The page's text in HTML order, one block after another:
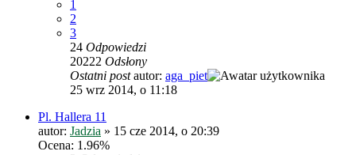
1
2
3
24 Odpowiedzi
20222 Odsłony
Ostatni postautor: aga_piet
25 wrz 2014, o 11:18
Pl. Hallera 11
autor: Jadzia » 15 cze 2014, o 20:39
Ocena: 1.96%